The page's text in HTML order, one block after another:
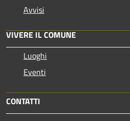
Avvisi
VIVERE IL COMUNE
Luoghi
Eventi
CONTATTI